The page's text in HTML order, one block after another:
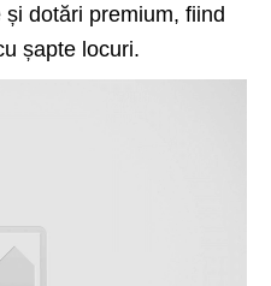
dotări premium, fiind
șapte locuri.